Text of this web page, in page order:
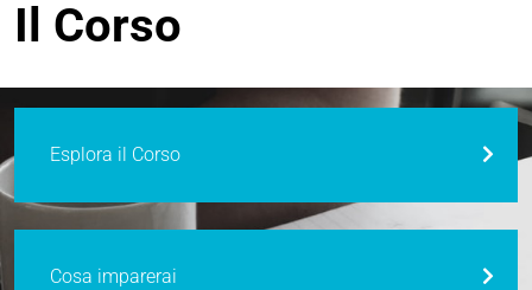
Il Corso
Esplora il Corso
Cosa imparerai